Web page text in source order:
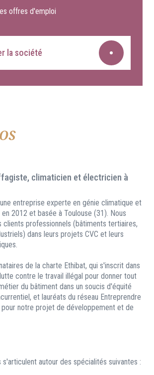
offres d'emploi
la société
climaticien et électricien à
entreprise experte en génie climatique et
2012 et basée à Toulouse (31). Nous
clients professionnels (bâtiments tertiaires,
dans leurs projets CVC et leurs
de la charte Ethibat, qui s'inscrit dans
contre le travail illégal pour donner tout
du bâtiment dans un soucis d'équité
et lauréats du réseau Entreprendre
pour notre projet de développement et de
autour des spécialités suivantes :